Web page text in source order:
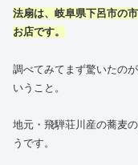
法扇は、岐阜県下呂市の
お店です。
調べてみてまず驚いたの
いうこと。
地元・飛騨荘川産の蕎麦
うです。